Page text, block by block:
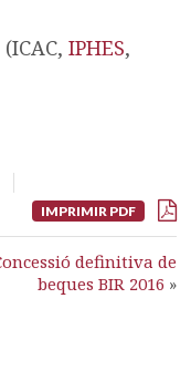
IPHES,
IMPRIMIR PDF
definitiva de
beques BIR 2016 »